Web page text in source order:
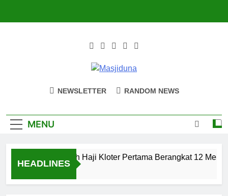
Masjiduna
NEWSLETTER RANDOM NEWS
MENU
HEADLINES
Calon Jemaah Haji Kloter Pertama Berangkat 12 Mei,